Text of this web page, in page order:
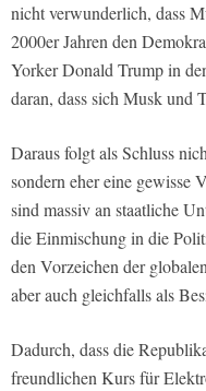
nicht verwunderlich, dass
2000er Jahren den
Yorker Donald Trump in
daran, dass sich Musk und
Daraus folgt als Schluss
sondern eher eine gewisse
sind massiv an staatliche
die Einmischung in die
den Vorzeichen der
aber auch gleichfalls als
Dadurch, dass die
freundlichen Kurs für